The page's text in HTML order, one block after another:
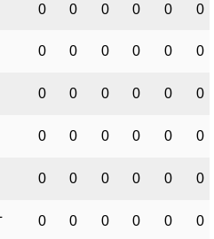
0 0 0 0 0 0
0 0 0 0 0 0
0 0 0 0 0 0
0 0 0 0 0 0
0 0 0 0 0 0
0 0 0 0 0 0